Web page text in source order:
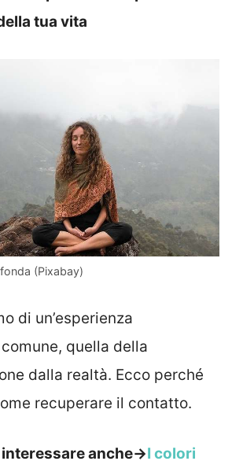
tua vita
(Pixabay)
di un’esperienza
quella della
dalla realtà. Ecco perché
recuperare il contatto.
anche->I colori